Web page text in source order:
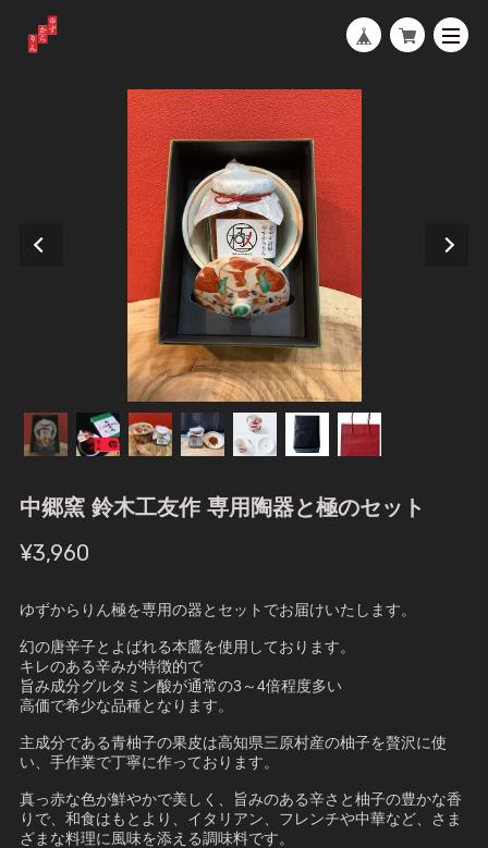
中郷窯 鈴木工友作 専用陶器と極のセット
¥3,960
ゆずからりん極を専用の器とセットでお届けいたします。
幻の唐辛子とよばれる本鷹を使用しております。
キレのある辛みが特徴的で
旨み成分グルタミン酸が通常の3～4倍程度多い
高価で希少な品種となります。
主成分である青柚子の果皮は高知県三原村産の柚子を贅沢に使
い、手作業で丁寧に作っております。
真っ赤な色が鮮やかで美しく、旨みのある辛さと柚子の豊かな香
りで、和食はもとより、イタリアン、フレンチや中華など、さま
ざまな料理に風味を添える調味料です。